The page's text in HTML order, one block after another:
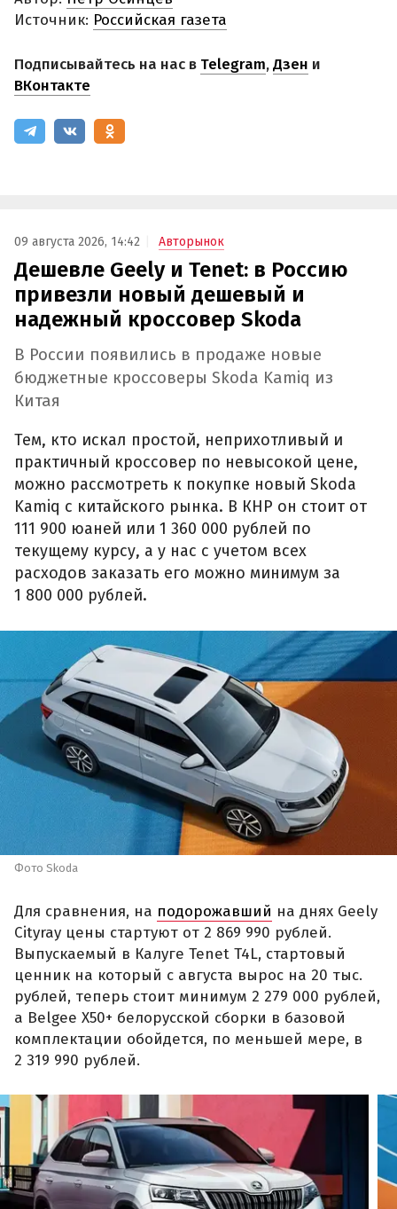
Источник: Российская газета
Подписывайтесь на нас в Telegram,Дзен и
ВКонтакте
09 августа 2026, 14:42 Авторынок
Дешевле Geely и Tenet: в Россию
привезли новый дешевый и
надежный кроссовер Skoda
В России появились в продаже новые
бюджетные кроссоверы Skoda Kamiq из
Китая
Тем, кто искал простой, неприхотливый и
практичный кроссовер по невысокой цене,
можно рассмотреть к покупке новый Skoda
Kamiq с китайского рынка. В КНР он стоит от
111 900 юаней или 1 360 000 рублей по
текущему курсу, а у нас с учетом всех
расходов заказать его можно минимум за
1 800 000 рублей.
Фото Skoda
Для сравнения, на подорожавший на днях Geely
Cityray цены стартуют от 2 869 990 рублей.
Выпускаемый в Калуге Tenet T4L, стартовый
ценник на который с августа вырос на 20 тыс.
рублей, теперь стоит минимум 2 279 000 рублей,
а Belgee X50+ белорусской сборки в базовой
комплектации обойдется, по меньшей мере, в
2 319 990 рублей.